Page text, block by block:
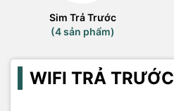
Sim Trả Trước
(4 sản phẩm)
WIFI TRẢ TRƯỚC